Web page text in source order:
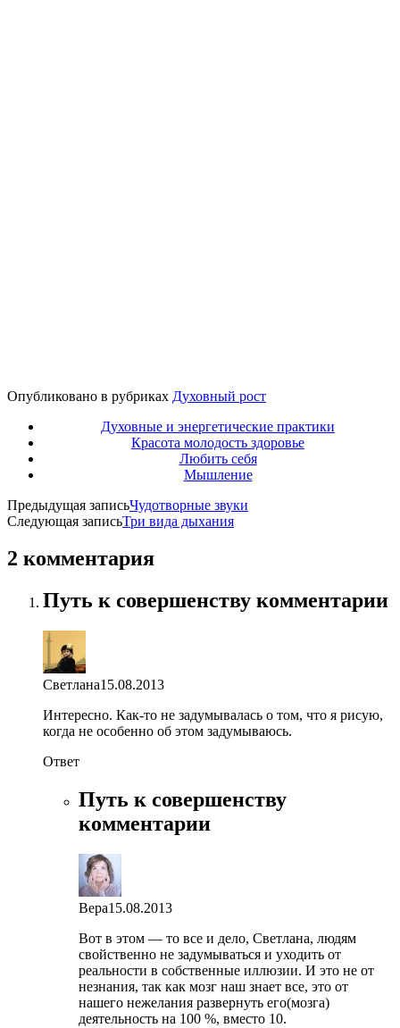
Опубликовано в рубриках Духовный рост
Духовные и энергетические практики
Красота молодость здоровье
Любить себя
Мышление
Предыдущая записьЧудотворные звуки
Следующая записьТри вида дыхания
2 комментария
Путь к совершенству комментарии
Светлана15.08.2013
Интересно. Как-то не задумывалась о том, что я рисую,
когда не особенно об этом задумываюсь.
Ответ
Путь к совершенству
комментарии
Вера15.08.2013
Вот в этом — то все и дело, Светлана, людям
свойственно не задумываться и уходить от
реальности в собственные иллюзии. И это не от
незнания, так как мозг наш знает все, это от
нашего нежелания развернуть его(мозга)
деятельность на 100 %, вместо 10.